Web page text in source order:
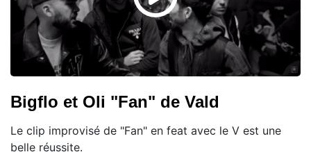
Bigflo et Oli "Fan" de Vald
Le clip improvisé de "Fan" en feat avec le V est une
belle réussite.